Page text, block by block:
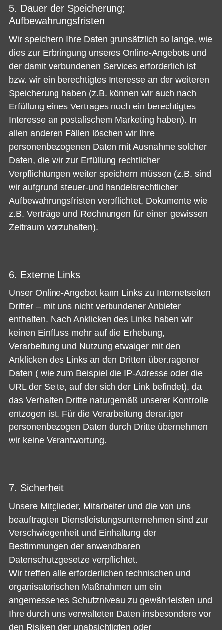
5. Dauer der Speicherung;
Aufbewahrungsfristen
Wir speichern Ihre Daten grunsätzlich so lange, wie
dies zur Erbringung unseres Online-Angebots und
der damit verbundenen Services erforderlich ist
bzw. wir ein berechtigtes Interesse an der weiteren
Speicherung haben (z.B. können wir auch nach
Erfüllung eines Vertrages noch ein berechtigtes
Interesse an postalischem Marketing haben). In
allen anderen Fällen löschen wir Ihre
personenbezogenen Daten mit Ausnahme solcher
Daten, die wir zur Erfüllung rechtlicher
Verpflichtungen weiter speichern müssen (z.B. sind
wir aufgrund steuer-und handelsrechtlicher
Aufbewahrungsfristen verpflichtet, Dokumente wie
z.B. Verträge und Rechnungen für einen gewissen
Zeitraum vorzuhalten).
6. Externe Links
Unser Online-Angebot kann Links zu Internetseiten
Dritter – mit uns nicht verbundener Anbieter
enthalten. Nach Anklicken des Links haben wir
keinen Einfluss mehr auf die Erhebung,
Verarbeitung und Nutzung etwaiger mit den
Anklicken des Links an den Dritten übertragener
Daten ( wie zum Beispiel die IP-Adresse oder die
URL der Seite, auf der sich der Link befindet), da
das Verhalten Dritte naturgemäß unserer Kontrolle
entzogen ist. Für die Verarbeitung derartiger
personenbezogen Daten durch Dritte übernehmen
wir keine Verantwortung.
7. Sicherheit
Unsere Mitglieder, Mitarbeiter und die von uns
beauftragten Dienstleistungsunternehmen sind zur
Verschwiegenheit und Einhaltung der
Bestimmungen der anwendbaren
Datenschutzgesetze verpflichtet.
Wir treffen alle erforderlichen technischen und
organisatorischen Maßnahmen um ein
angemessenes Schutzniveau zu gewährleisten und
Ihre durch uns verwalteten Daten insbesondere vor
den Risiken der unabsichtigten oder